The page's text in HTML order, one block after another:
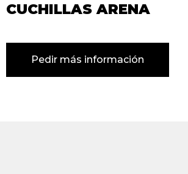
CUCHILLAS ARENA
Pedir más información